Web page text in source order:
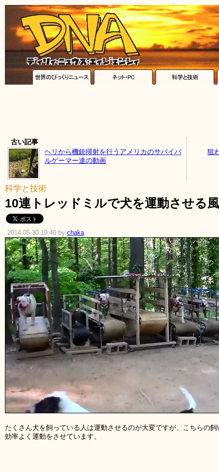
古い記事
ヘリから機銃掃射を行うアメリカのサバイバ
ルゲーマー達の動画
狙
科学と技術
10連トレッドミルで犬を運動させる
2014.05.30 19:40 by chaka
たくさん犬を飼っている人は運動させるのが大変ですが、こちらの
効率よく運動をさせています。